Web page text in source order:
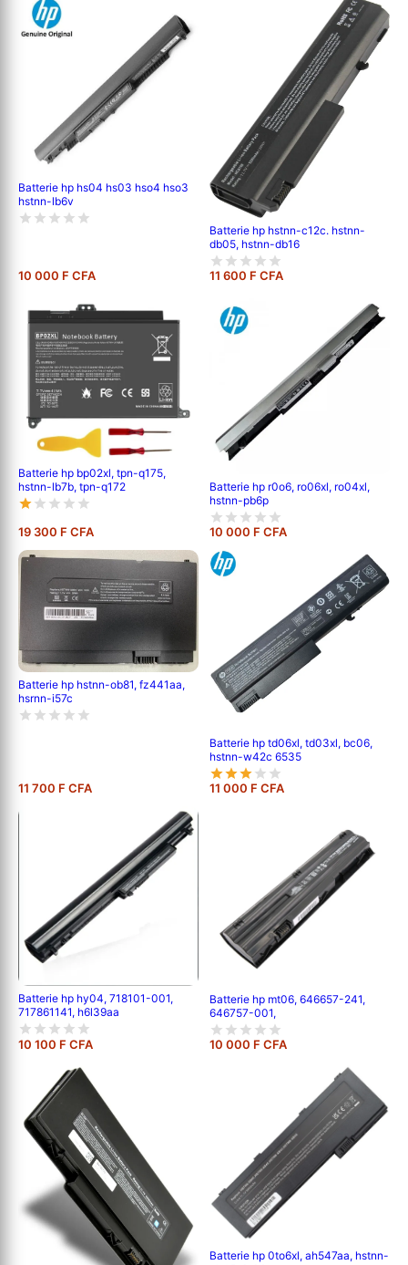
Batterie hp hs04 hs03 hso4 hso3
hstnn-lb6v
10 000 F CFA
Batterie hp hstnn-c12c. hstnn-
db05, hstnn-db16
11 600 F CFA
Batterie hp bp02xl, tpn-q175,
hstnn-lb7b, tpn-q172
19 300 F CFA
Batterie hp r0o6, ro06xl, ro04xl,
hstnn-pb6p
10 000 F CFA
Batterie hp hstnn-ob81, fz441aa,
hsrnn-i57c
11 700 F CFA
Batterie hp td06xl, td03xl, bc06,
hstnn-w42c 6535
11 000 F CFA
Batterie hp hy04, 718101-001,
717861141, h6l39aa
10 100 F CFA
Batterie hp mt06, 646657-241,
646757-001,
10 000 F CFA
Batterie hp 0to6xl, ah547aa, hstnn-